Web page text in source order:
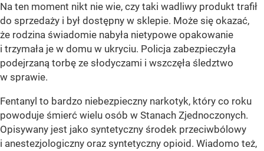
Na ten moment nikt nie wie, czy taki wadliwy produkt trafił
do sprzedaży i był dostępny w sklepie. Może się okazać,
że rodzina świadomie nabyła nietypowe opakowanie
i trzymała je w domu w ukryciu. Policja zabezpieczyła
podejrzaną torbę ze słodyczami i wszczęła śledztwo
w sprawie.
Fentanyl to bardzo niebezpieczny narkotyk, który co roku
powoduje śmierć wielu osób w Stanach Zjednoczonych.
Opisywany jest jako syntetyczny środek przeciwbólowy
i anestezjologiczny oraz syntetyczny opioid. Wiadomo też,